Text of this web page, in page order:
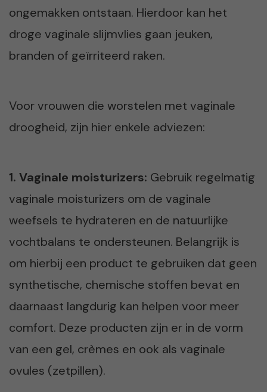
ongemakken ontstaan. Hierdoor kan het
droge vaginale slijmvlies gaan jeuken,
branden of geïrriteerd raken.
Voor vrouwen die worstelen met vaginale
droogheid, zijn hier enkele adviezen:
1. Vaginale moisturizers: Gebruik regelmatig
vaginale moisturizers om de vaginale
weefsels te hydrateren en de natuurlijke
vochtbalans te ondersteunen. Belangrijk is
om hierbij een product te gebruiken dat geen
synthetische, chemische stoffen bevat en
daarnaast langdurig kan helpen voor meer
comfort. Deze producten zijn er in de vorm
van een gel, crèmes en ook als vaginale
ovules (zetpillen).